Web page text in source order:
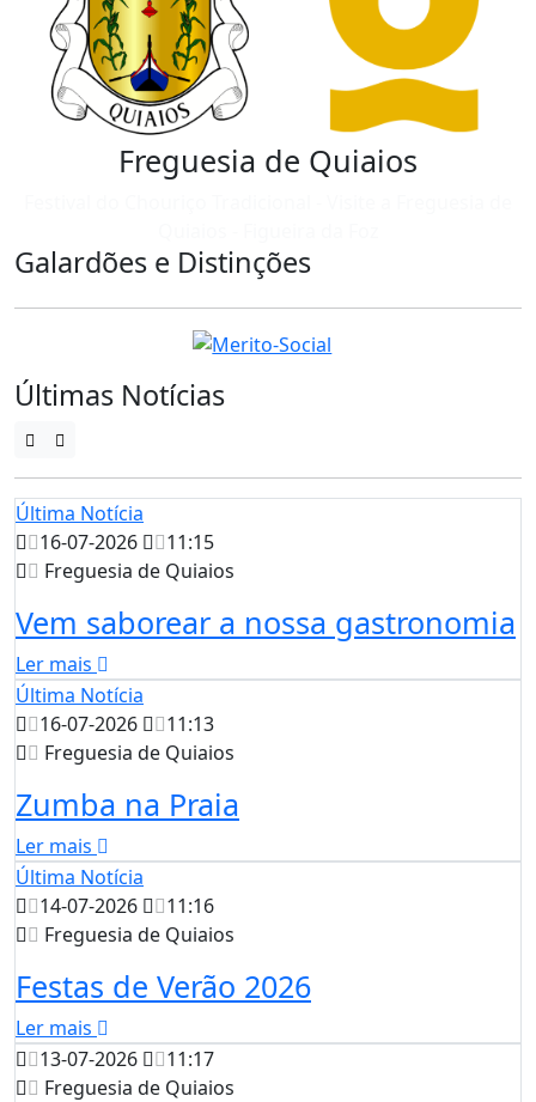
Freguesia de Quiaios
Galardões e Distinções
Últimas Notícias
Última Notícia
16-07-2026
11:15
Freguesia de Quiaios
Vem saborear a nossa gastronomia
Ler mais
Última Notícia
16-07-2026
11:13
Freguesia de Quiaios
Zumba na Praia
Ler mais
Última Notícia
14-07-2026
11:16
Freguesia de Quiaios
Festas de Verão 2026
Ler mais
13-07-2026
11:17
Freguesia de Quiaios